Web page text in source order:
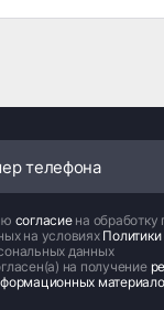
согласие на
на условиях
данных
на получение